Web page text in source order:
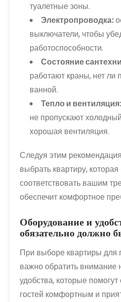
туалетные зоны.
Электропроводка:
выключатели, чтобы
работоспособности.
Состояние
работают краны, нет ли
ванной.
Тепло и вентиляция:
не пропускают
хорошая вентиляция.
Следуя этим
выбрать квартиру, которая
соответствовать вашим
обеспечит комфортное
Оборудование и
обязательно должно
При выборе квартиры для
важно обратить внимание
удобства, которые
гостей комфортным и